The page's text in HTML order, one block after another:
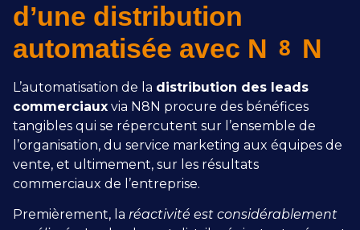
d’une distribution
automatisée avec N8N
L’automatisation de la distribution des leads
commerciaux via N8N procure des bénéfices
tangibles qui se répercutent sur l’ensemble de
l’organisation, du service marketing aux équipes de
vente, et ultimement, sur les résultats
commerciaux de l’entreprise.
Premièrement, la réactivité est considérablement